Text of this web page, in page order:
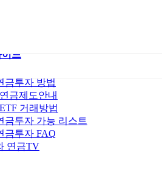
이드
금투자 방법
연금제도안내
ETF 거래방법
금투자 가능 리스트
금투자 FAQ
연금TV